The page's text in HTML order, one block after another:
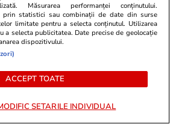
pentru
politic: „PSD
16:00
Măsurarea performanței conținutului.
prin statistici sau combinații de date din surse
limitate pentru a selecta conținutul. Utilizarea
a selecta publicitatea. Date precise de geolocație
dispozitivului.
ACCEPT TOATE
SETARILE INDIVIDUAL